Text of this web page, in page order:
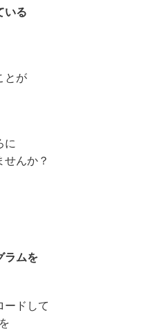
いる
とが
に
せんか？
ラムを
ードして
を